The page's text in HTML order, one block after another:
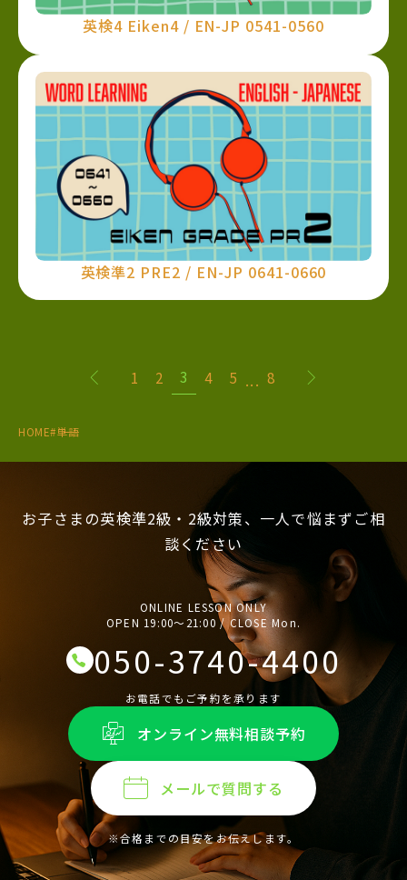
英検4 Eiken4 / EN-JP 0541-0560
英検準2 PRE2 / EN-JP 0641-0660
1 2 3 4 5 ... 8
HOME#単語
お子さまの英検準2級・2級対策、一人で悩まずご相
談ください
ONLINE LESSON ONLY
OPEN 19:00〜21:00 / CLOSE Mon.
050-3740-4400
お電話でもご予約を承ります
オンライン無料相談予約
メールで質問する
※合格までの目安をお伝えします。